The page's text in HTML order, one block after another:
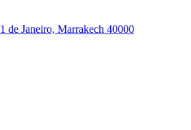
de Janeiro, Marrakech 40000